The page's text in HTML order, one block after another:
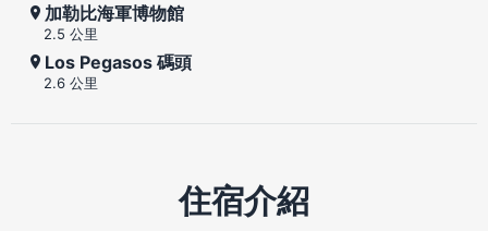
加勒比海軍博物館
2.5 公里
Los Pegasos 碼頭
2.6 公里
住宿介紹